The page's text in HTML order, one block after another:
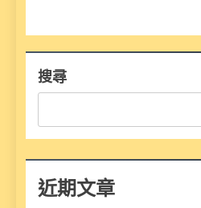
搜尋
近期文章